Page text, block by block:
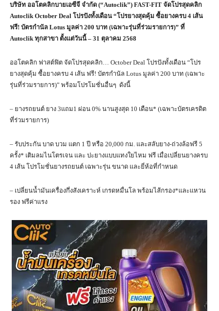
บริษัท ออโตคลิกบายเอซีจี จำกัด (“Autoclik”) FAST-FIT จัดโปรสุดคลิก
Autoclik October Deal โปรปังทั้งเดือน “โปรยางสุดคุ้ม ซื้อยางครบ 4 เส้น
ฟรี! บัตรกำนัล Lotus มูลค่า 200 บาท (เฉพาะรุ่นที่ร่วมรายการ)” ที่
Autoclik ทุกสาขา ตั้งแต่วันนี้ – 31 ตุลาคม 2568
ออโตคลิก ฟาสต์ฟิต จัดโปรสุดคลิก… October Deal โปรปังทั้งเดือน “โปร
ยางสุดคุ้ม ซื้อยางครบ 4 เส้น ฟรี! บัตรกำนัล Lotus มูลค่า 200 บาท (เฉพาะ
รุ่นที่ร่วมรายการ)” พร้อมโปรโมชั่นอื่นๆ ดังนี้
– ยางรถยนต์ ยาง 3แถม1 ผ่อน 0% นานสูงสุด 10 เดือน* (เฉพาะบัตรเครดิต
ที่ร่วมรายการ)
– รับประกัน บาด บวม แตก 1 ปี หรือ 20,000 กม. และสลับยาง-ถ่วงล้อฟรี 5
ครั้ง* เติมลมไนโตรเจน และ ปะยางแบบแทงใยไหม ฟรี เมื่อเปลี่ยนยางครบ
4 เส้น โปรโมชั่นยางรถยนต์ เฉพาะรุ่น ขนาด และยี่ห้อที่กำหนด
– เปลี่ยนน้ำมันเครื่องกึ่งสังเคราะห์ เกรดหมื่นโล พร้อมไส้กรอง*และแหวน
รอง ฟรีค่าแรง